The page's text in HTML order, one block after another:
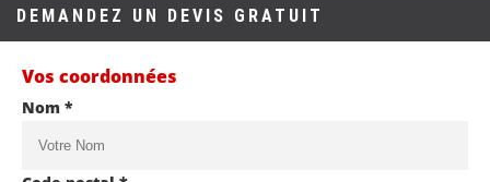
DEMANDEZ UN DEVIS GRATUIT
Vos coordonnées
Nom *